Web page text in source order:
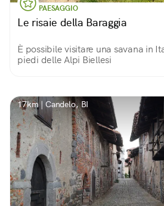
PAESAGGIO
Le risaie della Baraggia
È possibile visitare una savana in
piedi delle Alpi Biellesi
17km | Candelo, BI